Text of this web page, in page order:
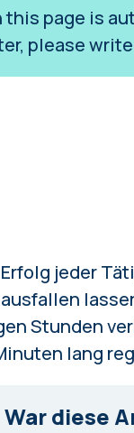
this page is
please
jeder
Stunden
lang
War diese